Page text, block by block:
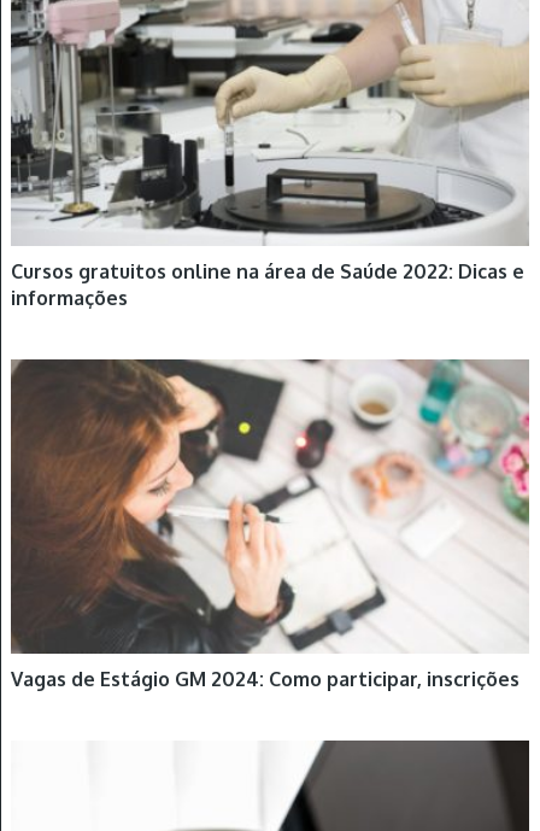
Cursos gratuitos online na área de Saúde 2022: Dicas e
informações
Vagas de Estágio GM 2024: Como participar, inscrições